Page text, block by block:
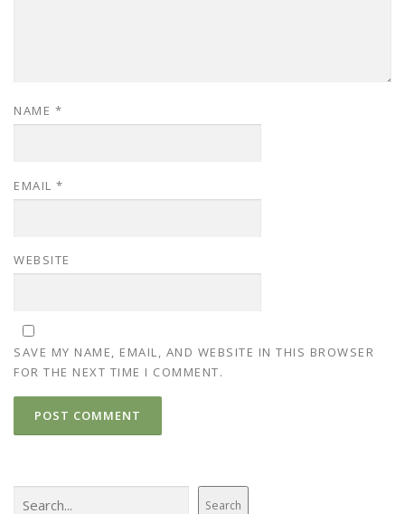
NAME *
EMAIL *
WEBSITE
SAVE MY NAME, EMAIL, AND WEBSITE IN THIS BROWSER
FOR THE NEXT TIME I COMMENT.
Search